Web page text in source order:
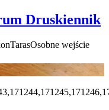
Druskiennik
TarasOsobne wejście